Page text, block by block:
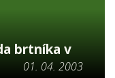
brtníka v
01. 04. 2003